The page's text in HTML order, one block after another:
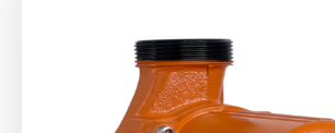
682 ₴.
146 ₴.